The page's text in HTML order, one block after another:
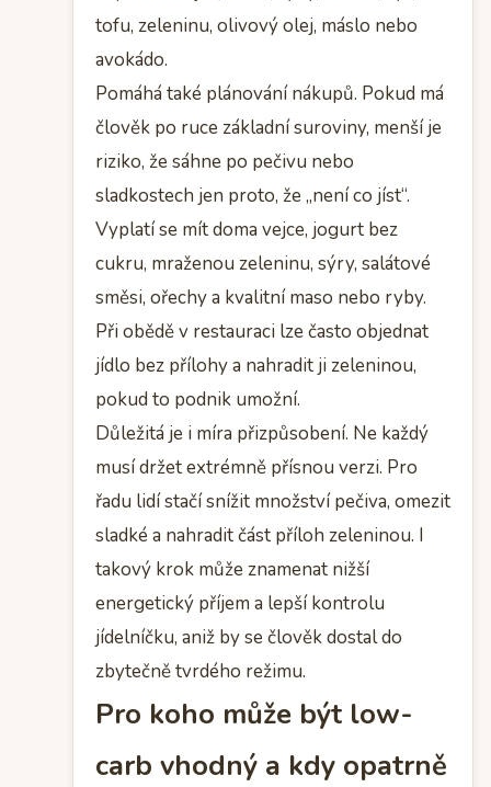
tofu, zeleninu, olivový olej, máslo nebo
avokádo.
Pomáhá také plánování nákupů. Pokud má
člověk po ruce základní suroviny, menší je
riziko, že sáhne po pečivu nebo
sladkostech jen proto, že „není co jíst“.
Vyplatí se mít doma vejce, jogurt bez
cukru, mraženou zeleninu, sýry, salátové
směsi, ořechy a kvalitní maso nebo ryby.
Při obědě v restauraci lze často objednat
jídlo bez přílohy a nahradit ji zeleninou,
pokud to podnik umožní.
Důležitá je i míra přizpůsobení. Ne každý
musí držet extrémně přísnou verzi. Pro
řadu lidí stačí snížit množství pečiva, omezit
sladké a nahradit část příloh zeleninou. I
takový krok může znamenat nižší
energetický příjem a lepší kontrolu
jídelníčku, aniž by se člověk dostal do
zbytečně tvrdého režimu.
Pro koho může být low-
carb vhodný a kdy opatrně